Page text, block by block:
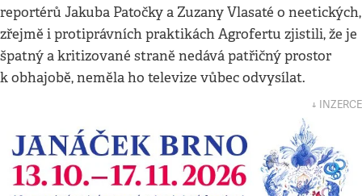
reportérů Jakuba Patočky a Zuzany Vlasaté o neetických,
zřejmě i protiprávních praktikách Agrofertu zjistili, že je
špatný a kritizované straně nedává patřičný prostor
k obhajobě, neměla ho televize vůbec odvysílat.
↓ INZERCE